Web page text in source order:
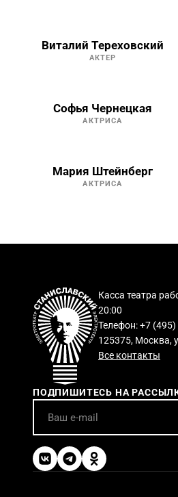
Виталий Тереховский
АКТЕР
Софья Чернецкая
АКТРИСА
Мария Штейнберг
АКТРИСА
Касса театра
20:00
Телефон: +7
125375, Москва,
Все контакты
ПОДПИШИТЕСЬ НА